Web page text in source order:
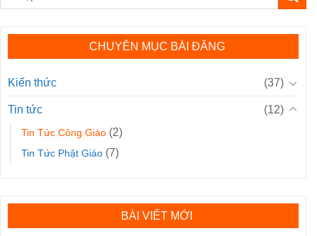
CHUYÊN MỤC BÀI ĐĂNG
Kiến thức (37)
Tin tức (12)
Tin Tức Công Giáo (2)
Tin Tức Phật Giáo (7)
BÀI VIẾT MỚI